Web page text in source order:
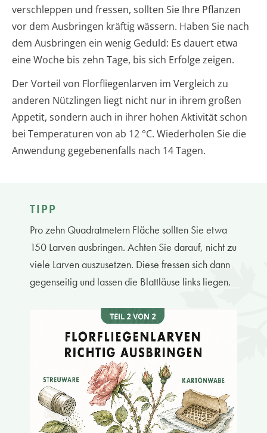
verschleppen und fressen, sollten Sie Ihre Pflanzen
vor dem Ausbringen kräftig wässern. Haben Sie nach
dem Ausbringen ein wenig Geduld: Es dauert etwa
eine Woche bis zehn Tage, bis sich Erfolge zeigen.
Der Vorteil von Florfliegenlarven im Vergleich zu
anderen Nützlingen liegt nicht nur in ihrem großen
Appetit, sondern auch in ihrer hohen Aktivität schon
bei Temperaturen von ab 12 °C. Wiederholen Sie die
Anwendung gegebenenfalls nach 14 Tagen.
TIPP
Pro zehn Quadratmetern Fläche sollten Sie etwa
150 Larven ausbringen. Achten Sie darauf, nicht zu
viele Larven auszusetzen. Diese fressen sich dann
gegenseitig und lassen die Blattläuse links liegen.